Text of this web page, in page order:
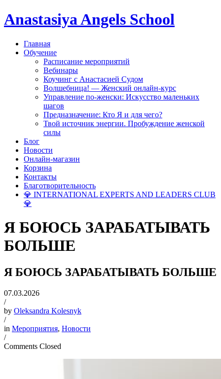
Anastasiya Angels School
Главная
Обучение
Расписание мероприятий
Вебинары
Коучинг с Анастасией Судом
Волшебница! — Женский онлайн-курс
Управление по-женски: Искусство маленьких
шагов
Предназначение: Кто Я и для чего?
Твой источник энергии. Пробуждение женской
силы
Блог
Новости
Онлайн-магазин
Корзина
Контакты
Благотворительность
💎 INTERNATIONAL EXPERTS AND LEADERS CLUB
💎
Я БОЮСЬ ЗАРАБАТЫВАТЬ
БОЛЬШЕ
Я БОЮСЬ ЗАРАБАТЫВАТЬ БОЛЬШЕ
07.03.2026
/
by Oleksandra Kolesnyk
/
in Мероприятия, Новости
/
Comments Closed